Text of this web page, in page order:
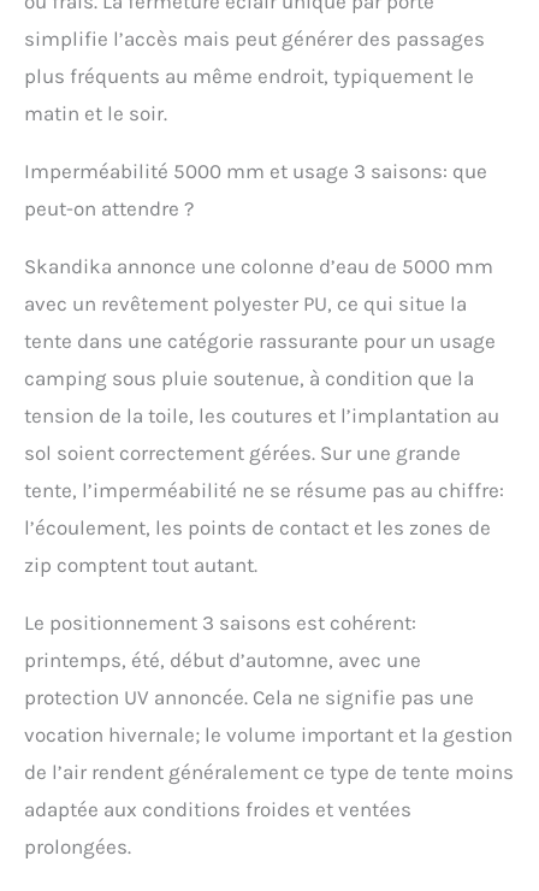
simplifie l’accès mais peut générer des passages
plus fréquents au même endroit, typiquement le
matin et le soir.
Imperméabilité 5000 mm et usage 3 saisons: que
peut-on attendre ?
Skandika annonce une colonne d’eau de 5000 mm
avec un revêtement polyester PU, ce qui situe la
tente dans une catégorie rassurante pour un usage
camping sous pluie soutenue, à condition que la
tension de la toile, les coutures et l’implantation au
sol soient correctement gérées. Sur une grande
tente, l’imperméabilité ne se résume pas au chiffre:
l’écoulement, les points de contact et les zones de
zip comptent tout autant.
Le positionnement 3 saisons est cohérent:
printemps, été, début d’automne, avec une
protection UV annoncée. Cela ne signifie pas une
vocation hivernale; le volume important et la gestion
de l’air rendent généralement ce type de tente moins
adaptée aux conditions froides et ventées
prolongées.